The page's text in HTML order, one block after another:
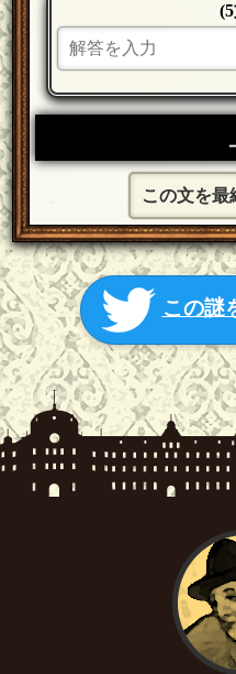
この文を最
この謎